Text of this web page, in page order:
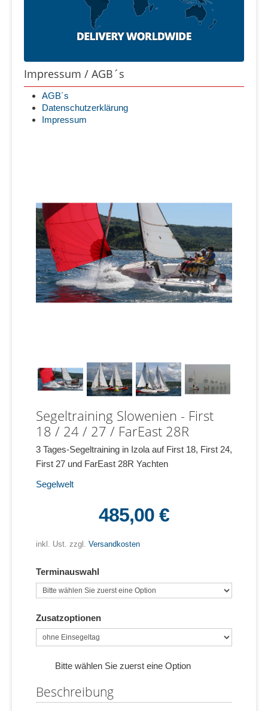
Impressum / AGB´s
AGB´s
Datenschutzerklärung
Impressum
Segeltraining Slowenien - First
18 / 24 / 27 / FarEast 28R
3 Tages-Segeltraining in Izola auf First 18, First 24,
First 27 und FarEast 28R Yachten
Segelwelt
485,00 €
inkl. Ust. zzgl. Versandkosten
Terminauswahl
Zusatzoptionen
Bitte wählen Sie zuerst eine Option
Beschreibung